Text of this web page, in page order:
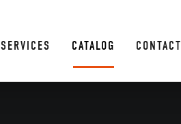
SERVICES CATALOG CONTACT